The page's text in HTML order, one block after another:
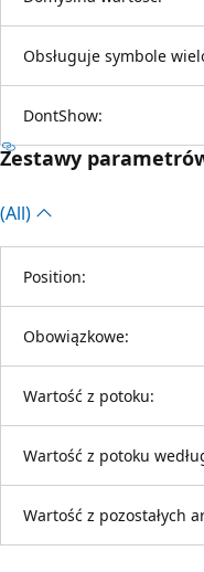
Obsługuje symbole
DontShow:
Zestawy
(All)
Position:
Obowiązkowe:
Wartość z potoku:
Wartość z potoku
Wartość z pozostałych